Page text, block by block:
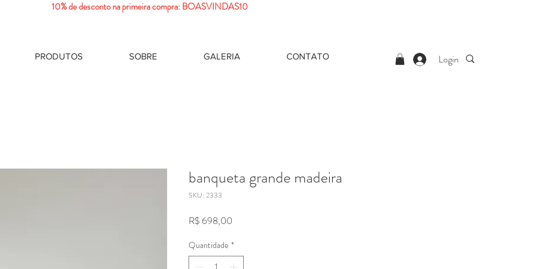
10% de desconto na primeira compra: BOASVINDAS10
PRODUTOS SOBRE GALERIA CONTATO Login
banqueta grande madeira
SKU: 2333
R$ 698,00
Quantidade *